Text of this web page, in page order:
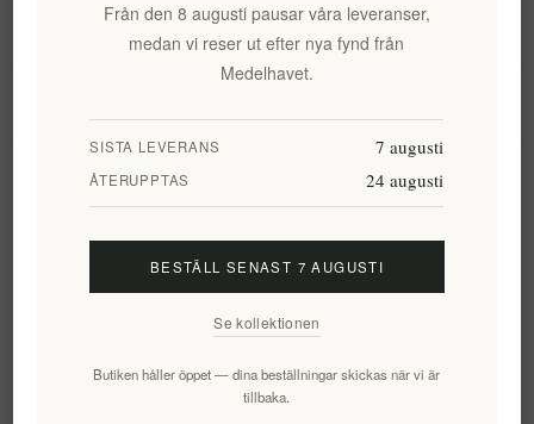
Mitt konto
Prenumerera Avsluta bevakning
Från den 8 augusti pausar våra leveranser,
medan vi reser ut efter nya fynd från
Medelhavet.
SISTA LEVERANS 7 augusti
ÅTERUPPTAS 24 augusti
BESTÄLL SENAST 7 AUGUSTI
Se kollektionen
Butiken håller öppet — dina beställningar skickas när vi är
tillbaka.